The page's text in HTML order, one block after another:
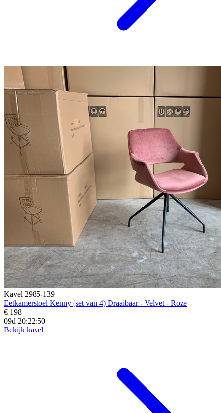
Kavel 2985-139
Eetkamerstoel Kenny (set van 4) Draaibaar - Velvet - Roze
€ 198
09d 20:22:48
Bekijk kavel